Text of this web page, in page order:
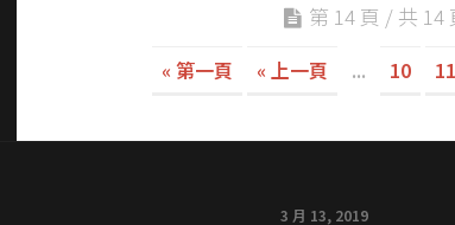
第 14 頁 / 共 14
« 第一頁 « 上一頁 ... 10 11
3 月 13, 2019